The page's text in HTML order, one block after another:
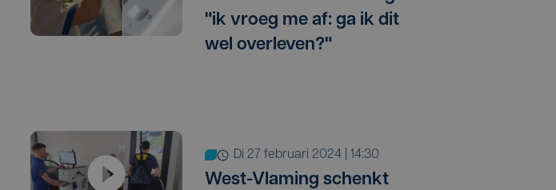
"ik vroeg me af: ga ik dit
wel overleven?"
di 27 februari 2024 | 14:30
West-Vlaming schenkt